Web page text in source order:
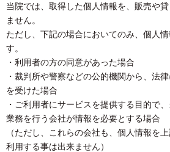
当院では、取得した個人情報を、販売や
ません。
ただし、下記の場合においてのみ、個人
す。
・利用者の方の同意があった場合
・裁判所や警察などの公的機関から、法
を受けた場合
・ご利用者にサービスを提供する目的で
業務を行う会社が情報を必要とする場合
（ただし、これらの会社も、個人情報を
利用する事は出来ません）